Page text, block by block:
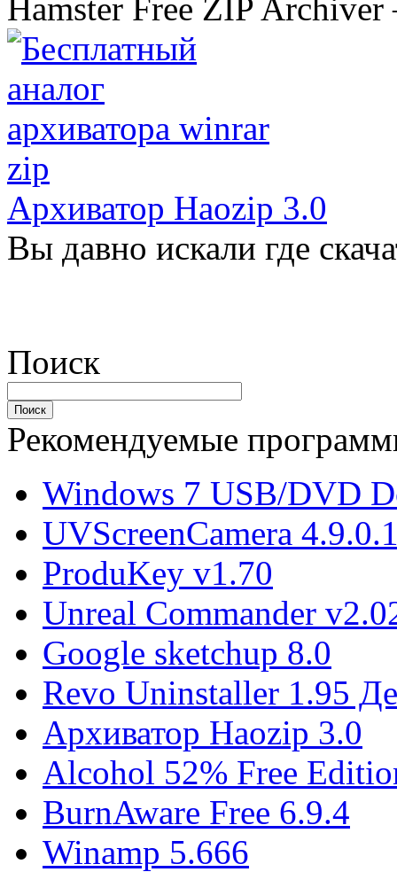
Hamster Free ZIP
Архиватор Haozip 3.0
Вы давно искали где
Поиск
Рекомендуемые
Windows 7 USB/DVD
UVScreenCamera
ProduKey v1.70
Unreal Commander
Google sketchup 8.0
Revo Uninstaller 1.95
Архиватор Haozip 3.0
Alcohol 52% Free
BurnAware Free 6.9.4
Winamp 5.666